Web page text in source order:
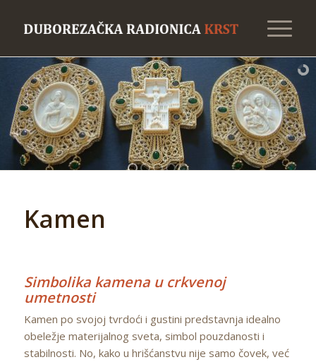
Kamen
Simbolika kamena u crkvenoj
umetnosti
Kamen po svojoj tvrdoći i gustini predstavnja idealno
obeležje materijalnog sveta, simbol pouzdanosti i
stabilnosti. No, kako u hrišćanstvu nije samo čovek, već